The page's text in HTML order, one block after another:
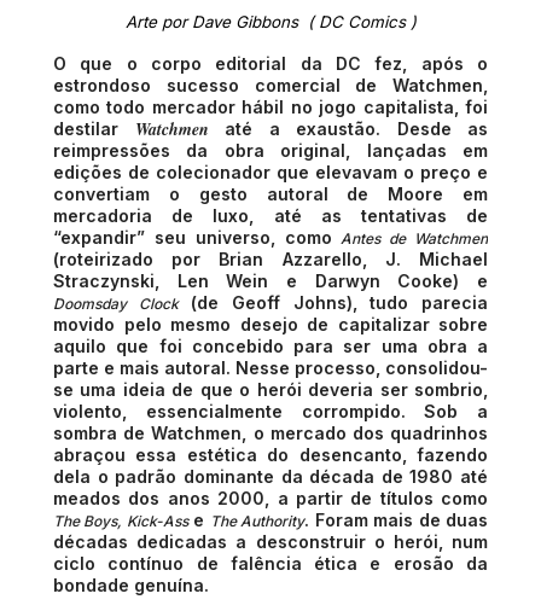
Arte por Dave Gibbons  ( DC Comics )
O que o corpo editorial da DC fez, após o
estrondoso sucesso comercial de Watchmen,
como todo mercador hábil no jogo capitalista, foi
destilar Watchmen até a exaustão. Desde as
reimpressões da obra original, lançadas em
edições de colecionador que elevavam o preço e
convertiam o gesto autoral de Moore em
mercadoria de luxo, até as tentativas de
“expandir” seu universo, como Antes de Watchmen
(roteirizado por Brian Azzarello, J. Michael
Straczynski, Len Wein e Darwyn Cooke) e
Doomsday Clock(de Geoff Johns), tudo parecia
movido pelo mesmo desejo de capitalizar sobre
aquilo que foi concebido para ser uma obra a
parte e mais autoral. Nesse processo, consolidou-
se uma ideia de que o herói deveria ser sombrio,
violento, essencialmente corrompido. Sob a
sombra de Watchmen, o mercado dos quadrinhos
abraçou essa estética do desencanto, fazendo
dela o padrão dominante da década de 1980 até
meados dos anos 2000, a partir de títulos como
The Boys, Kick-Asse The Authority. Foram mais de duas
décadas dedicadas a desconstruir o herói, num
ciclo contínuo de falência ética e erosão da
bondade genuína.